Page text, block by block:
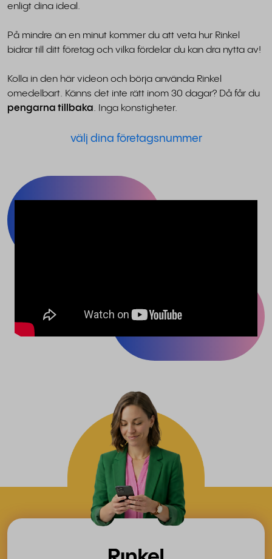
enligt dina ideal.
På mindre än en minut kommer du att veta hur Rinkel
bidrar till ditt företag och vilka fördelar du kan dra nytta av!
Kolla in den här videon och börja använda Rinkel
omedelbart. Känns det inte rätt inom 30 dagar? Då får du
pengarna tillbaka. Inga konstigheter.
välj dina företagsnummer